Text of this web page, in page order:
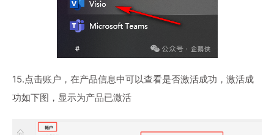
15.点击账户，在产品信息中可以查看是否激活成功，激活成
功如下图，显示为产品已激活